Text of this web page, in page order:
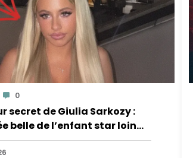
0
secret de Giulia Sarkozy :
belle de l’enfant star loin
familiaux.